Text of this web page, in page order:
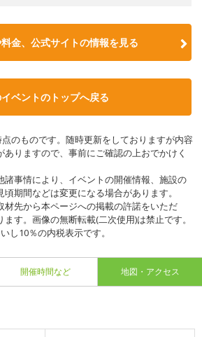
金、公式サイトの情報を見る
ベントのトップへ戻る
のものです。随時更新をしておりますが内容
りますので、事前にご確認の上おでかけく
事情により、イベントの開催情報、施設の
期間などは変更になる場合があります。
先から本ページへの掲載の許諾をいただ
す。画像の無断転載(二次使用)は禁止です。
し10％の内税表示です。
開催時間など 地図・アクセス